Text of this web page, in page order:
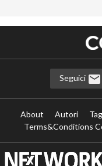
Seguici
About Autori
Terms&Conditions